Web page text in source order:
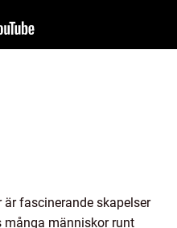
fascinerande skapelser
människor runt